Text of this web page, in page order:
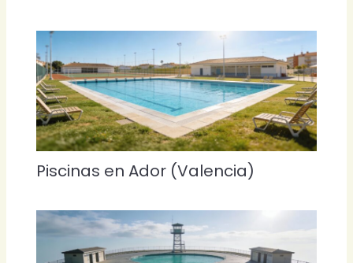
Piscinas en Ador (Valencia)